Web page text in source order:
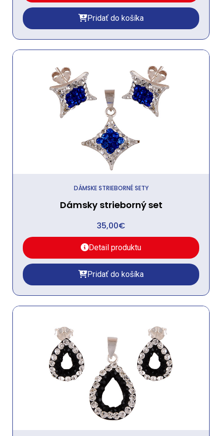
Pridať do košíka
DÁMSKE STRIEBORNÉ SETY
Dámsky strieborný set
35,00€
Detail produktu
Pridať do košíka